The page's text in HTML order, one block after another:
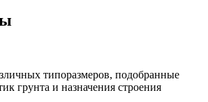
типоразмеров, подобранные
грунта и назначения строения